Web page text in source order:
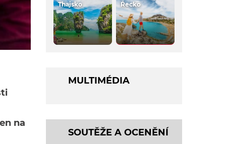
na
Thajsko Řecko
MULTIMÉDIA
SOUTĚŽE A OCENĚNÍ